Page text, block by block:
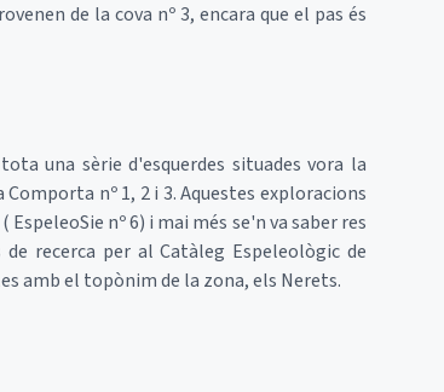
de la cova nº 3, encara que el pas és
una sèrie d'esquerdes situades vora la
nº 1, 2 i 3. Aquestes exploracions
nº 6) i mai més se'n va saber res
recerca per al Catàleg Espeleològic de
amb el topònim de la zona, els Nerets.